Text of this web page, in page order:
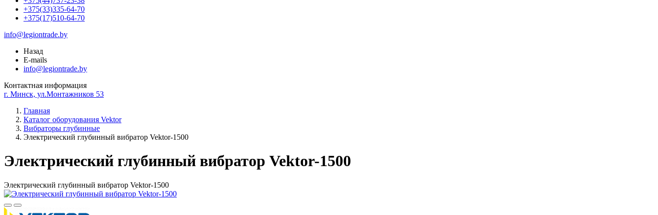
+375(33)335-64-70
+375(17)510-64-70
info@legiontrade.by
Назад
E-mails
info@legiontrade.by
Контактная информация
г. Минск, ул.Монтажников 53
Главная
Каталог оборудования Vektor
Вибраторы глубинные
Электрический глубинный вибратор Vektor-1500
Электрический глубинный вибратор Vektor-1500
Электрический глубинный вибратор Vektor-1500